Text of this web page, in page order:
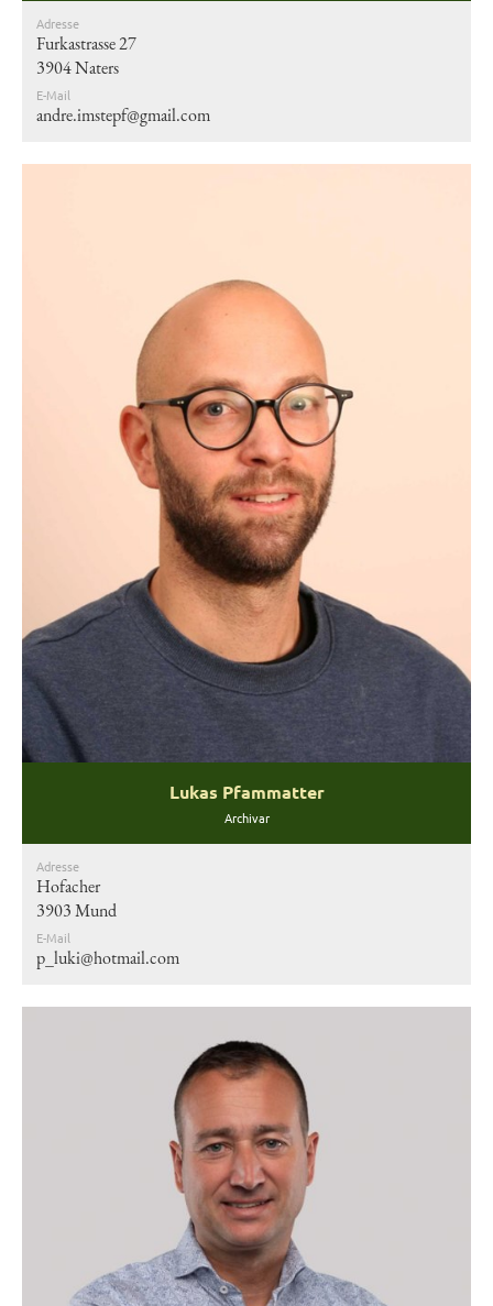
Adresse
Furkastrasse 27
3904 Naters
E-Mail
andre.imstepf@gmail.com
Lukas Pfammatter
Archivar
Adresse
Hofacher
3903 Mund
E-Mail
p_luki@hotmail.com